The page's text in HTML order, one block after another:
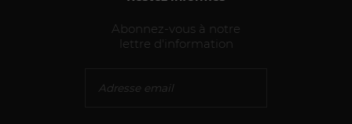
Abonnez-vous à notre
lettre d'information